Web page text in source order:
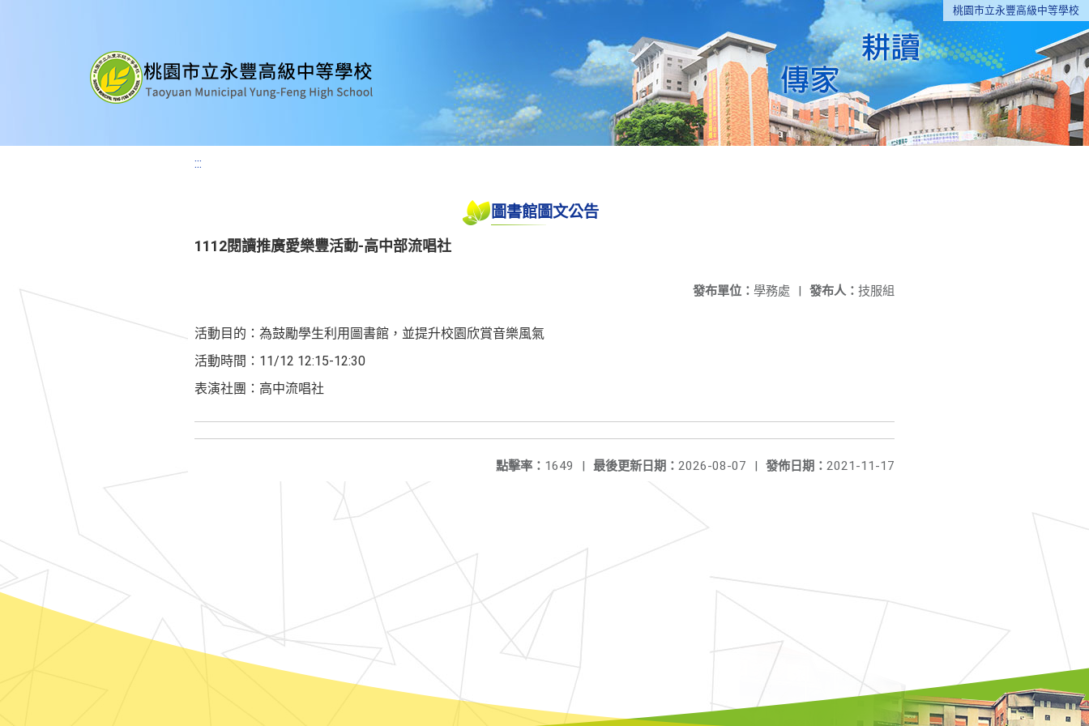
桃園市立永豐高級中等學校
:::
圖書館圖文公告
1112閱讀推廣愛樂豐活動-高中部流唱社
發布人： 技服組
發布單位： 學務處 |
活動目的：為鼓勵學生利用圖書館，並提升校園欣賞音樂風氣
活動時間：11/12 12:15-12:30
表演社團：高中流唱社
發佈日期： 2021-11-17
最後更新日期： 2026-08-07 |
點擊率： 1649 |